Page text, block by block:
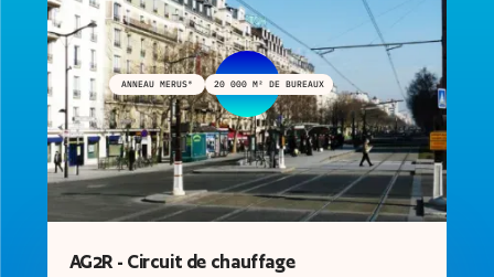
ANNEAU MERUS® 20 000 M² DE BUREAUX
AG2R - Circuit de chauffage